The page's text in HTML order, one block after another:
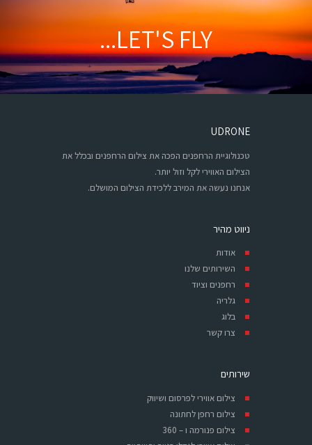
LET'S FLY...
UDRONE
טכנולוגיית הרחפנים הפכה את צילום הרחפנים ובכלל את
הצילום האווירי לקל וזול יותר.
אנחנו נעשה את המירב ללכידת הצילום המושלם.
ניווט מהיר
אודות
השירותים שלנו
רחפנים וציוד
גלריה
בלוג
צרו קשר
שירותים
צילום אווירי לפרסום ושיווק
צילום רחפן לחתונה
צילום פנורמה ו – 360